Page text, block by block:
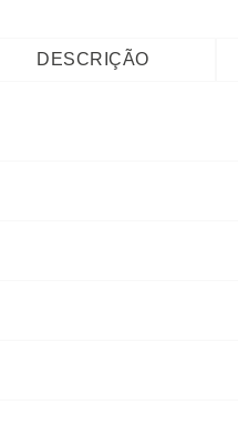
DESCRIÇÃO